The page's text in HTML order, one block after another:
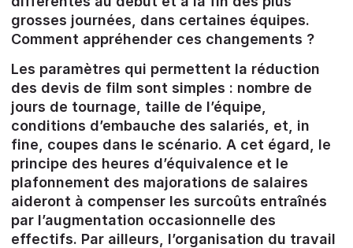
grosses journées, dans certaines équipes.
Comment appréhender ces changements ?
Les paramètres qui permettent la réduction
des devis de film sont simples : nombre de
jours de tournage, taille de l’équipe,
conditions d’embauche des salariés, et, in
fine, coupes dans le scénario. A cet égard, le
principe des heures d’équivalence et le
plafonnement des majorations de salaires
aideront à compenser les surcoûts entraînés
par l’augmentation occasionnelle des
effectifs. Par ailleurs, l’organisation du travail